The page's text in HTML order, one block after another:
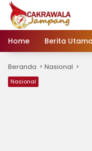
Langsung
konten
Home
Berita Utama
Beranda Nasional
Nasional